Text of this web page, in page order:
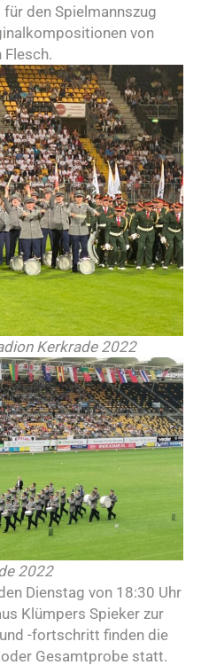
den Spielmannszug
von
Flesch.
Kerkrade 2022
2022
Dienstag von 18:30 Uhr
Klümpers Spieker zur
-fortschritt finden die
Gesamtprobe statt.